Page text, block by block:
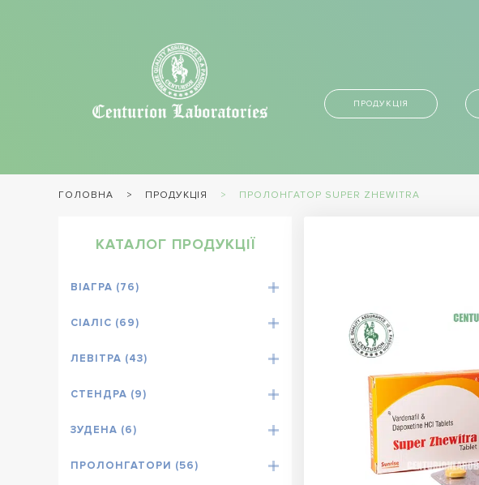
ПРОДУКЦІЯ
ГОЛОВНА ПРОДУКЦІЯ ПРОЛОНГАТОР SUPER ZHEWITRA
КАТАЛОГ ПРОДУКЦІЇ
ВІАГРА (76)
СІАЛІС (69)
ЛЕВІТРА (43)
СТЕНДРА (9)
ЗУДЕНА (6)
ПРОЛОНГАТОРИ (56)